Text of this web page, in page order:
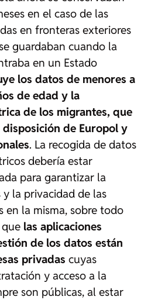
en el caso de las
en fronteras exteriores
guardaban cuando la
en un Estado
los datos de menores a
de edad y la
de los migrantes, que
de Europol y
. La recogida de datos
debería estar
para garantizar la
la privacidad de las
en la misma, sobre todo
las aplicaciones
de los datos están
privadas cuyas
y acceso a la
son públicas, al estar